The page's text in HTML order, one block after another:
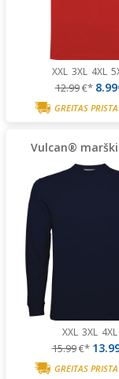
XXL 3XL 4XL
12.99€*
GREITAS
Vulcan®
XXL 3XL 4XL
15.99€*
GREITAS